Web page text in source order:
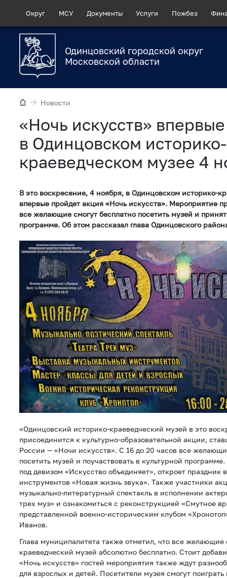
Округ МСУ Документы Услуги Пожбез
Одинцовский городской округ
Московской области
Новости
«Ночь искусств»
в Одинцовском историко-
краеведческом музее 4
В это воскресение, 4 ноября, в Одинцовском историко-
впервые пройдет акция «Ночь искусств». Мероприятие
все желающие смогут бесплатно посетить музей и
программе. Об этом рассказал глава Одинцовского
«Одинцовский историко-краеведческий музей в это
присоединится к культурно-образовательной акции,
России — «Ночи искусств». С 16 до 20 часов все
посетить музей и поучаствовать в культурной
под девизом «Искусство объединяет», откроет праздник
инструментов «Новая жизнь звука». Также участники
музыкально-литературный спектакль в исполнении
трех муз» и ознакомиться с реконструкцией «Смутное
представленной военно-историческим клубом
Иванов.
Глава муниципалитета также отметил, что все желающие
краеведческий музей абсолютно бесплатно. Стоит
«Ночь искусств» гостей мероприятия также ждут
для взрослых и детей. Посетители музея смогут